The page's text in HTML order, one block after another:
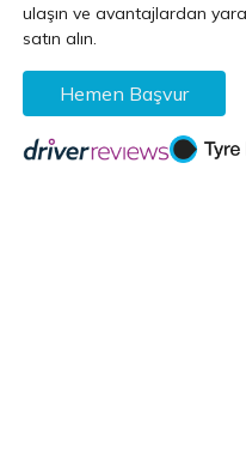
ulaşın ve avantajlardan
satın alın.
Hemen Başvur